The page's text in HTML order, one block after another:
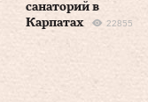
санаторий в
Карпатах
22855